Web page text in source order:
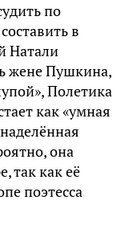
по
в
Натали
жене Пушкина,
Полетика
как «умная
она
так как её
поэтесса